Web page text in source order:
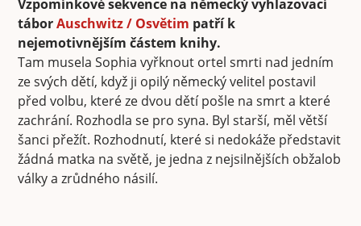
Vzpomínkové sekvence na německý vyhlazovací
táborAuschwitz / Osvětim patří k
nejemotivnějším částem knihy.
Tam musela Sophia vyřknout ortel smrti nad jedním
ze svých dětí, když ji opilý německý velitel postavil
před volbu, které ze dvou dětí pošle na smrt a které
zachrání. Rozhodla se pro syna. Byl starší, měl větší
šanci přežít. Rozhodnutí, které si nedokáže představit
žádná matka na světě, je jedna z nejsilnějších obžalob
války a zrůdného násilí.